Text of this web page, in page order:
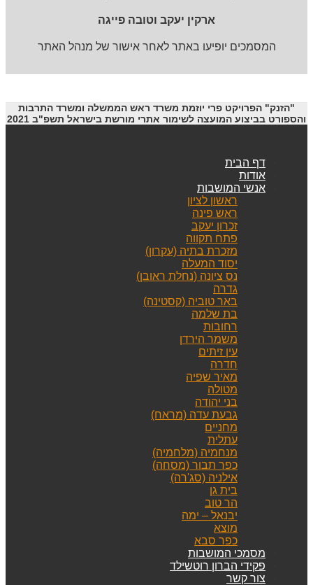
ארקין יעקב וטובה פייגה
המסמכים יופיעו באתר לאחר אישור של מנהל האתר
"הזנק" הפרויקט פרי יוזמת משרד ראש הממשלה ומשרד התרבות
והספורט בביצוע המועצה לשימור אתרי מורשת בישראל תשפ"ב 2021
דף הבית
אודות
אנשי המושבות
ראשון לציון
ראש פינה
זכרון יעקב
פתח תקווה
מזכרת בתיה (עקרון)
יסוד המעלה
נס ציונה (נחלת ראובן)
גדרה
באר טוביה (קסטינה)
בת שלמה
רחובות
משמר הירדן
עין זיתים
חדרה
מאיר שפיה
מטולה
בני יהודה
גבעת עדה (מראח)
מחניים
עתלית
מנחמיה (מלחמיה)
כפר תבור (מסחה)
אילניה (סג'רה)
בית גן
הר טוב
יבנאל – ימה
מוצא
כפר סבא
מסמכי המושבות
פקידי הברון רוטשילד
צור קשר